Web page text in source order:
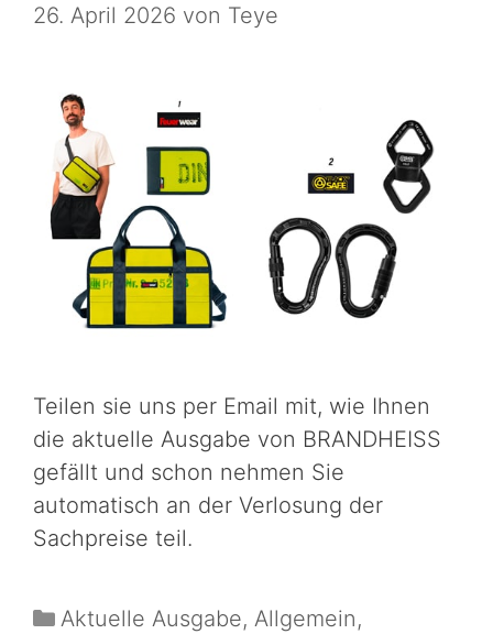
26. April 2026 von Teye
Teilen sie uns per Email mit, wie Ihnen
die aktuelle Ausgabe von BRANDHEISS
gefällt und schon nehmen Sie
automatisch an der Verlosung der
Sachpreise teil.
Aktuelle Ausgabe, Allgemein,